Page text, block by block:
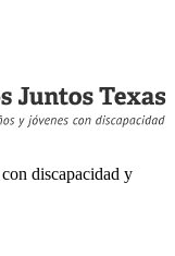
discapacidad y